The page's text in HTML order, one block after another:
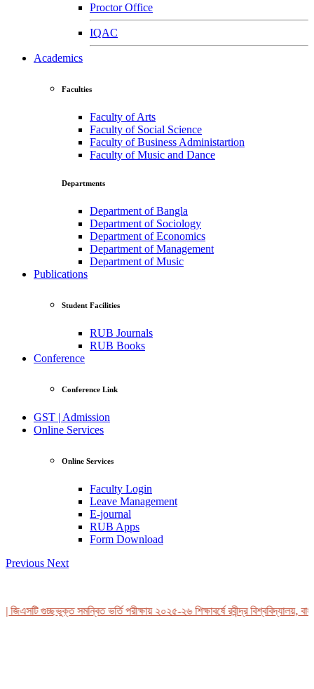
Proctor Office
IQAC
Academics
Faculties
Faculty of Arts
Faculty of Social Science
Faculty of Business Administartion
Faculty of Music and Dance
Departments
Department of Bangla
Department of Sociology
Department of Economics
Department of Management
Department of Music
Publications
Student Facilities
RUB Journals
RUB Books
Conference
Conference Link
GST | Admission
Online Services
Online Services
Faculty Login
Leave Management
E-journal
RUB Apps
Form Download
Previous Next
গুচ্ছভুক্ত সমন্বিত ভর্তি পরীক্ষায় ২০২৫-২৬ শিক্ষাবর্ষে রবীন্দ্র বিশ্ববিদ্যালয়,